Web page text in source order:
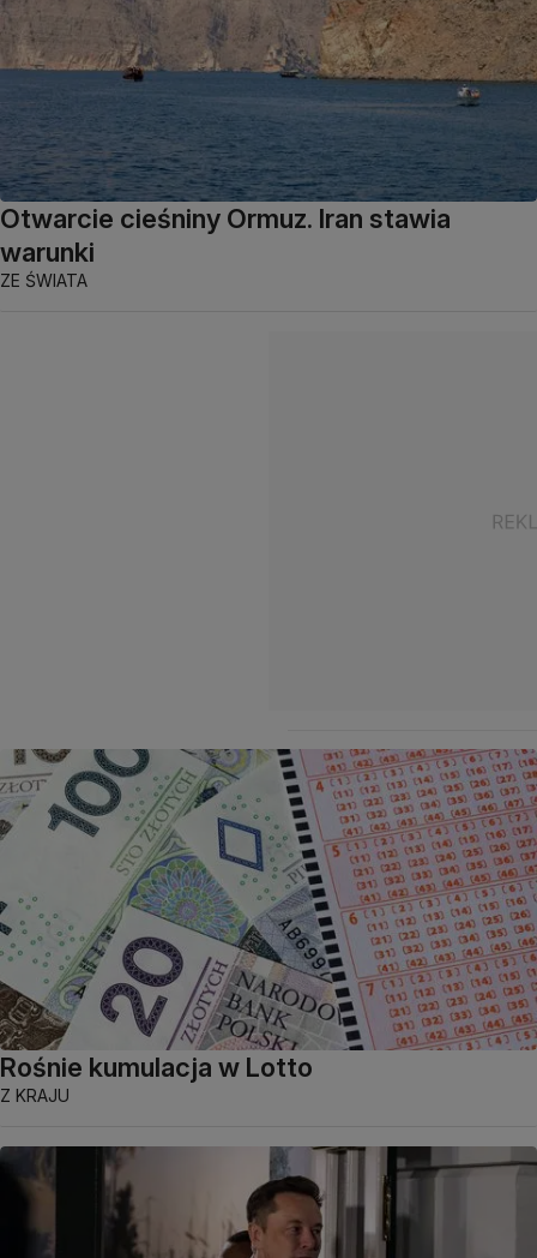
Otwarcie cieśniny Ormuz. Iran stawia
warunki
ZE ŚWIATA
Rośnie kumulacja w Lotto
Z KRAJU